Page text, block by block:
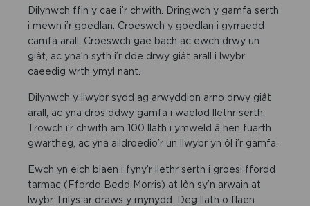
Dilynwch ffin y cae i’r chwith. Dringwch y gamfa serth
i mewn i’r goedlan. Croeswch y goedlan i gyrraedd
camfa arall. Croeswch gae bach ac ewch drwy un
giât, ac yna’n syth i’r dde drwy giât arall i lwybr
caeedig wrth ymyl nant.
Dilynwch y llwybr sydd ag arwyddion arno drwy giât
arall, ac yna dros ddwy gamfa i waelod llethr serth.
Trowch i’r chwith am 100 llath i ymweld â hen fuarth
gwartheg, ac yna aildroedio’r un llwybr yn ôl i’r gamfa.
Ewch yn eich blaen i fyny’r llethr serth i groesi ffordd
tarmac (Ffordd Bedd Morris) at lôn sy’n arwain at
lwybr Trilys ar draws y mynydd. Deg llath o flaen